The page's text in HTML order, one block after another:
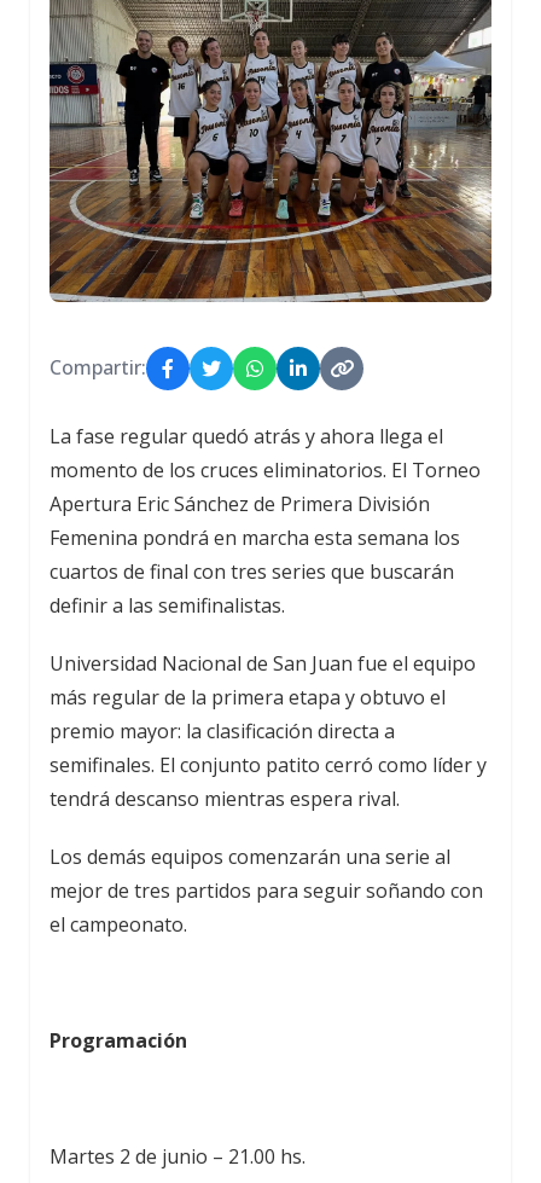
Compartir:
La fase regular quedó atrás y ahora llega el
momento de los cruces eliminatorios. El Torneo
Apertura Eric Sánchez de Primera División
Femenina pondrá en marcha esta semana los
cuartos de final con tres series que buscarán
definir a las semifinalistas.
Universidad Nacional de San Juan fue el equipo
más regular de la primera etapa y obtuvo el
premio mayor: la clasificación directa a
semifinales. El conjunto patito cerró como líder y
tendrá descanso mientras espera rival.
Los demás equipos comenzarán una serie al
mejor de tres partidos para seguir soñando con
el campeonato.
Programación
Martes 2 de junio – 21.00 hs.